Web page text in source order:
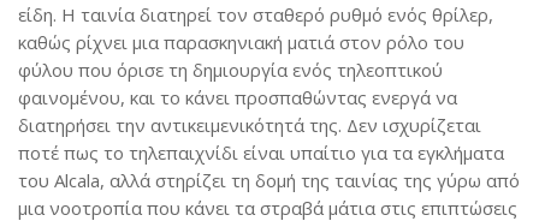
είδη. Η ταινία διατηρεί τον σταθερό ρυθμό ενός θρίλερ,
καθώς ρίχνει μια παρασκηνιακή ματιά στον ρόλο του
φύλου που όρισε τη δημιουργία ενός τηλεοπτικού
φαινομένου, και το κάνει προσπαθώντας ενεργά να
διατηρήσει την αντικειμενικότητά της. Δεν ισχυρίζεται
ποτέ πως το τηλεπαιχνίδι είναι υπαίτιο για τα εγκλήματα
του Alcala, αλλά στηρίζει τη δομή της ταινίας της γύρω από
μια νοοτροπία που κάνει τα στραβά μάτια στις επιπτώσεις